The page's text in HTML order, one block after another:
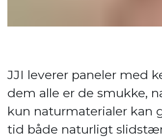
JJI leverer paneler med
dem alle er de smukke,
kun naturmaterialer kan
tid både naturligt